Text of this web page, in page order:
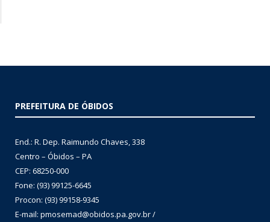
PREFEITURA DE ÓBIDOS
End.: R. Dep. Raimundo Chaves, 338
Centro – Óbidos – PA
CEP: 68250-000
Fone: (93) 99125-6645
Procon: (93) 99158-9345
E-mail: pmosemad@obidos.pa.gov.br /